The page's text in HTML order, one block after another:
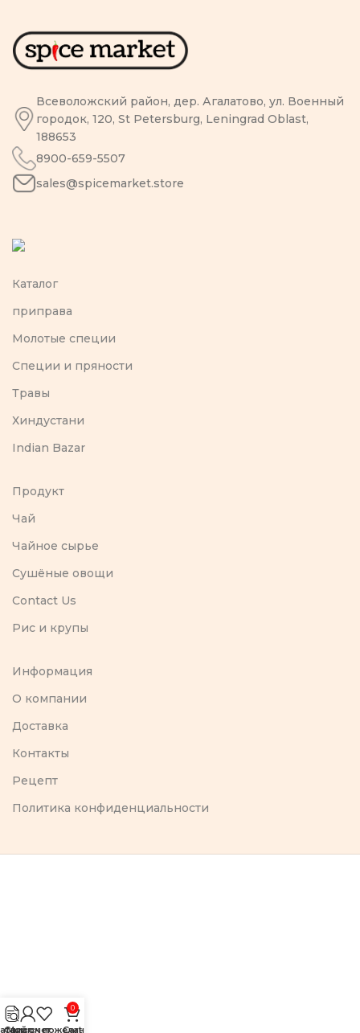
Всеволожский район, дер. Агалатово, ул. Военный
городок, 120, St Petersburg, Leningrad Oblast,
188653
8900-659-5507
sales@spicemarket.store
Каталог
приправа
Молотые специи
Специи и пряности
Травы
Хиндустани
Indian Bazar
Продукт
Чай
Чайное сырье
Сушёные овощи
Contact Us
Рис и крупы
Информация
O компании
Доставка
Контакты
Рецепт
Политика конфиденциальности
Мой счет
Список пожеланий
0
Cart